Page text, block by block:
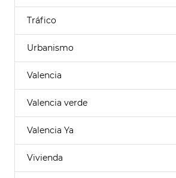
Tráfico
Urbanismo
Valencia
Valencia verde
Valencia Ya
Vivienda